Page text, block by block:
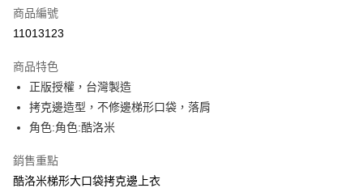
超商取貨付款
Apple Pay
街口支付
Google Pay
商品編號
11013123
商品特色
正版授權，台灣製造
拷克邊造型，不修邊梯形口袋，落肩
角色:角色:酷洛米
銷售重點
酷洛米梯形大口袋拷克邊上衣